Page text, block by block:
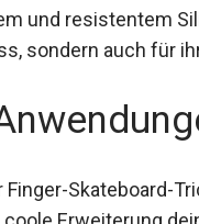
und resistentem
sondern auch für
Skateboard-
eine coole